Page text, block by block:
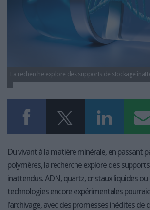
NOS OFFRES D'ABONNEMENTS
La recherche explore des supports de stockage
Du vivant à la matière minérale, en passant
polymères, la recherche explore des
inattendus. ADN, quartz, cristaux liquides ou
technologies encore expérimentales
l’archivage, avec des promesses inédites de